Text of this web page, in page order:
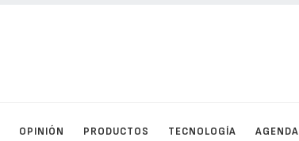
OPINIÓN PRODUCTOS TECNOLOGÍA AGENDA